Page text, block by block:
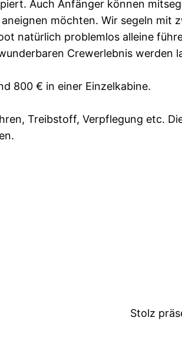
Auch Anfänger können
möchten. Wir segeln mit
natürlich problemlos alleine
Crewerlebnis werden
800 € in einer Einzelkabine.
Treibstoff, Verpflegung etc.
Stolz